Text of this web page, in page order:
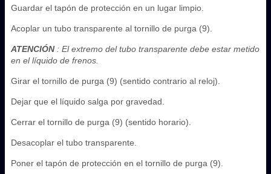
Guardar el tapón de protección en un lugar limpio.
Acoplar un tubo transparente al tornillo de purga (9).
ATENCIÓN: El extremo del tubo transparente debe estar metido
en el líquido de frenos.
Girar el tornillo de purga (9) (sentido contrario al reloj).
Dejar que el líquido salga por gravedad.
Cerrar el tornillo de purga (9) (sentido horario).
Desacoplar el tubo transparente.
Poner el tapón de protección en el tornillo de purga (9).